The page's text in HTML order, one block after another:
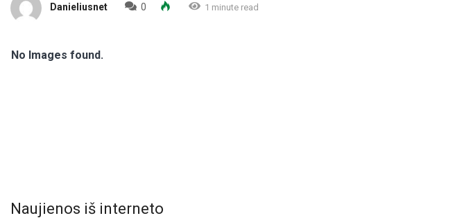
Danieliusnet 0 1 minute read
No Images found.
Naujienos iš interneto